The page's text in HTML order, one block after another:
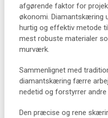
afgørende faktor for
økonomi. Diamantskæring
hurtig og effektiv metode
mest robuste materialer
murværk.
Sammenlignet med
diamantskæring færre
nedetid og forstyrrer
Den præcise og rene